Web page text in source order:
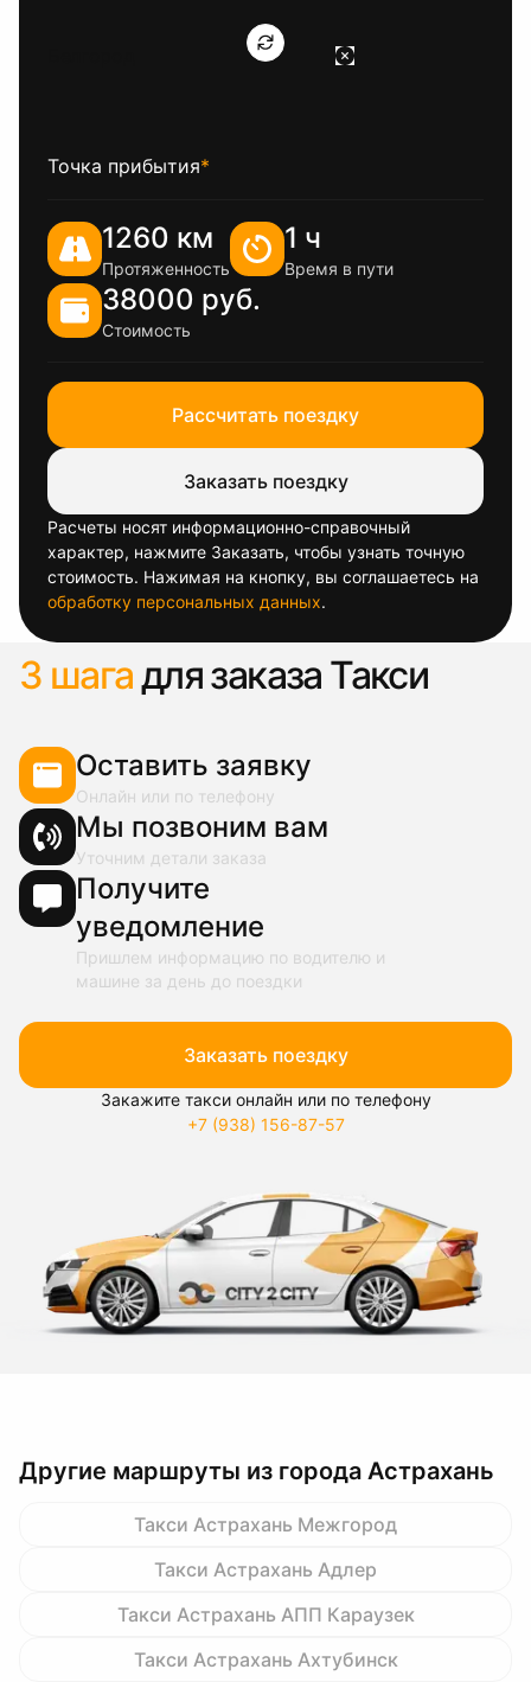
Точка прибытия*
1260 км
Протяженность
1 ч
Время в пути
38000 руб.
Стоимость
Рассчитать поездку
Заказать поездку
Расчеты носят информационно-справочный
характер, нажмите Заказать, чтобы узнать точную
стоимость. Нажимая на кнопку, вы соглашаетесь на
обработку персональных данных.
3 шагадля заказа Такси
Оставить заявку
Онлайн или по телефону
Мы позвоним вам
Уточним детали заказа
Получите
уведомление
Пришлем информацию по водителю и
машине за день до поездки
Заказать поездку
Закажите такси онлайн или по телефону
+7 (938) 156-87-57
Другие маршруты из города Астрахань
Такси Астрахань Межгород
Такси Астрахань Адлер
Такси Астрахань АПП Караузек
Такси Астрахань Ахтубинск